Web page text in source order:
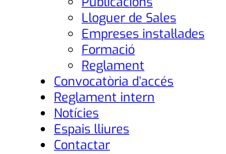
Lloguer de Sales
Empreses instal·lades
Formació
Reglament
Convocatòria d’accés
Reglament intern
Notícies
Espais lliures
Contactar